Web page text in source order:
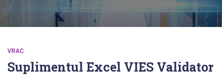
VRAC
Suplimentul Excel VIES Validator